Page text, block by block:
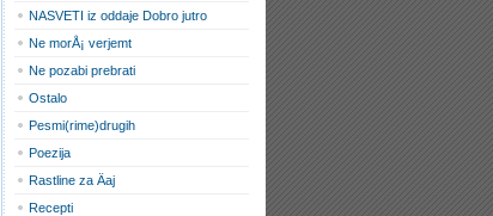
NASVETI iz oddaje Dobro jutro
Ne morÅ¡ verjemt
Ne pozabi prebrati
Ostalo
Pesmi(rime)drugih
Poezija
Rastline za Äaj
Recepti